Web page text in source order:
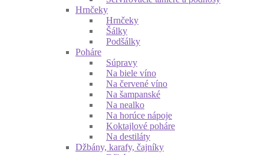
Hrnčeky
Hrnčeky
Šálky
Podšálky
Poháre
Súpravy
Na biele víno
Na červené víno
Na šampanské
Na nealko
Na horúce nápoje
Koktajlové poháre
Na destiláty
Džbány, karafy, čajníky